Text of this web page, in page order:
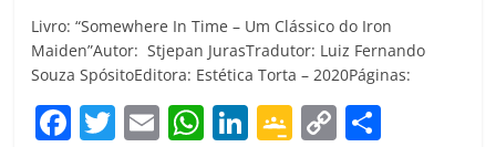
Livro: “Somewhere In Time – Um Clássico do Iron
Maiden”Autor: Stjepan JurasTradutor: Luiz Fernando
Souza SpósitoEditora: Estética Torta – 2020Páginas:
F T E W Li G C